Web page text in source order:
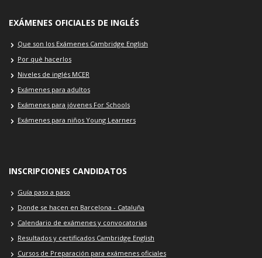
EXÁMENES OFICIALES DE INGLÉS
Que son los Exámenes Cambridge English
Por què hacerlos
Niveles de inglés MCER
Exámenes para adultos
Exámenes para jóvenes For Schools
Exámenes para niños Young Learners
INSCRIPCIONES CANDIDATOS
Guía paso a paso
Donde se hacen en Barcelona - Cataluña
Calendario de exámenes y convocatorias
Resultados y certificados Cambridge English
Cursos de Preparación para exámenes oficiales